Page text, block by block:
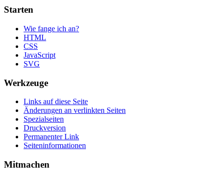
Starten
Wie fange ich an?
HTML
CSS
JavaScript
SVG
Werkzeuge
Links auf diese Seite
Änderungen an verlinkten Seiten
Spezialseiten
Druckversion
Permanenter Link
Seiten­informationen
Mitmachen